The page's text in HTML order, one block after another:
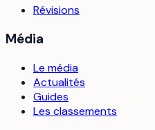
Révisions
Média
Le média
Actualités
Guides
Les classements